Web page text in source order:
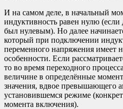
И на самом деле, в начальный
индуктивность равен нулю
был нулевым). Но далее
который при подключении
переменного напряжения имеет
особенности. Если
то во время переходного
величине в определённые
значения, вдвое превышающего
установившемся режиме
момента включения).